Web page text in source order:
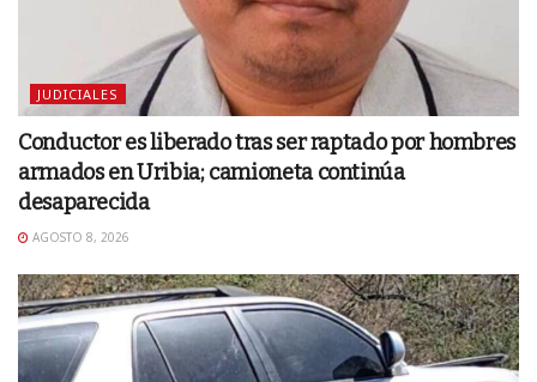
JUDICIALES
Conductor es liberado tras ser raptado por hombres
armados en Uribia; camioneta continúa
desaparecida
AGOSTO 8, 2026